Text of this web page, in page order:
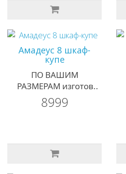
Амадеус 8 шкаф-
купе
ПО ВАШИМ
РАЗМЕРАМ изготов..
8999